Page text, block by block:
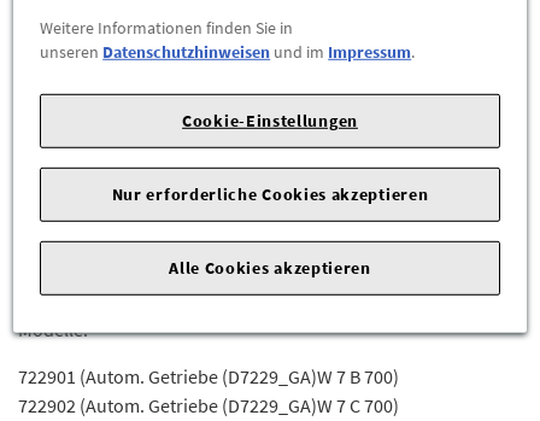
https://www.mercedes-benz.com
Sie sind sich nicht sicher, ob das Ersatzteil bei Ihrem Fahrzeug
Kein Problem.
Senden Sie uns die komplette Fahrgestellnummer Ihres
Fahrzeugs,
wir prüfen für Sie, ob das Teil passt.
Zum Beispiel passend (kann Ausstattung- oder
Fahrgestellnummerabhängig sein) für die Mercedes-Benz
Modelle:
722901 (Autom. Getriebe (D7229_GA)W 7 B 700)
722902 (Autom. Getriebe (D7229_GA)W 7 C 700)
Weitere Informationen finden Sie in
unseren Datenschutzhinweisen und im Impressum.
Cookie-Einstellungen
Nur erforderliche Cookies akzeptieren
Alle Cookies akzeptieren